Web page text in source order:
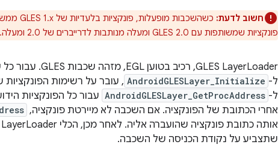
חשוב לדעת:
פונקציות שמשותפות עם GLES 2.0 ומעלה מנותבות לדרייברים של 2.0 ומעלה.
ל- AndroidGLESLayer_Initialize
ל- AndroidGLESLayer_GetProcAddress עבור כל הפונקציות
אחרי הכתובת של הפונקציה. אם השכבה לא מיירטת פונקציה,
שתצביע על נקודת הכניסה של השכבה.